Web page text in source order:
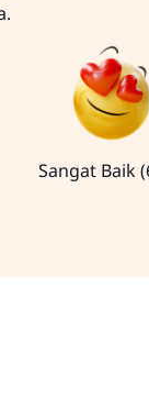
Sangat Baik